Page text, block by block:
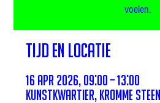
voelen.
Tijd en locatie
16 apr 2026, 09:00 – 13:00
Kunstkwartier, Kromme